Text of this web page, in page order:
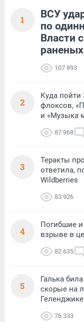
1
ВСУ
по
Власти
раненых
107 893
2
Куда пойти
флоксов,
и «Музыка
87 968
3
Теракты
ответила,
Wildberries
83 926
4
Погибшие
взрыве в
82 635
5
Галька
скорые на
76 333